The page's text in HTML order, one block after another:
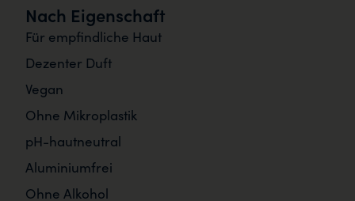
Nach Eigenschaft
Für empfindliche Haut
Dezenter Duft
Vegan
Ohne Mikroplastik
pH-hautneutral
Aluminiumfrei
Ohne Alkohol